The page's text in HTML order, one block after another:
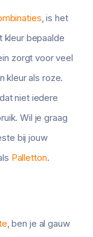
, is het
kleur bepaalde
zorgt voor veel
kleur als roze.
niet iedere
Wil je graag
bij jouw
Palletton.
, ben je al gauw